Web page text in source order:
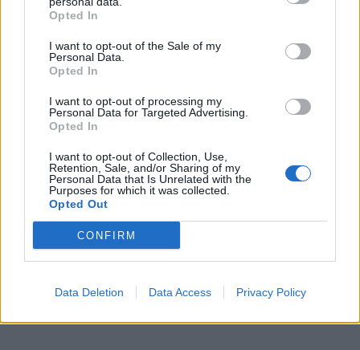
Opted In
I want to opt-out of the Sale of my
Personal Data.
Opted In
I want to opt-out of processing my
Personal Data for Targeted Advertising.
Opted In
I want to opt-out of Collection, Use,
Retention, Sale, and/or Sharing of my
Personal Data that Is Unrelated with the
Purposes for which it was collected.
Opted Out
CONFIRM
Data Deletion Data Access Privacy Policy